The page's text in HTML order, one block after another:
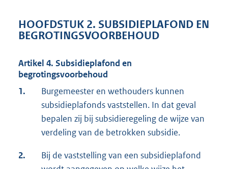
HOOFDSTUK 2. SUBSIDIEPLAFOND EN
BEGROTINGSVOORBEHOUD
Artikel 4. Subsidieplafond en
begrotingsvoorbehoud
1.
Burgemeester en wethouders kunnen
subsidieplafonds vaststellen. In dat geval
bepalen zij bij subsidieregeling de wijze van
verdeling van de betrokken subsidie.
2.
Bij de vaststelling van een subsidieplafond